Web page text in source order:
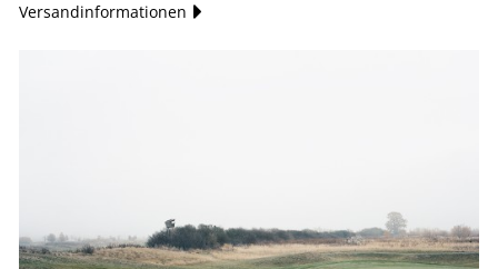
Versandinformationen